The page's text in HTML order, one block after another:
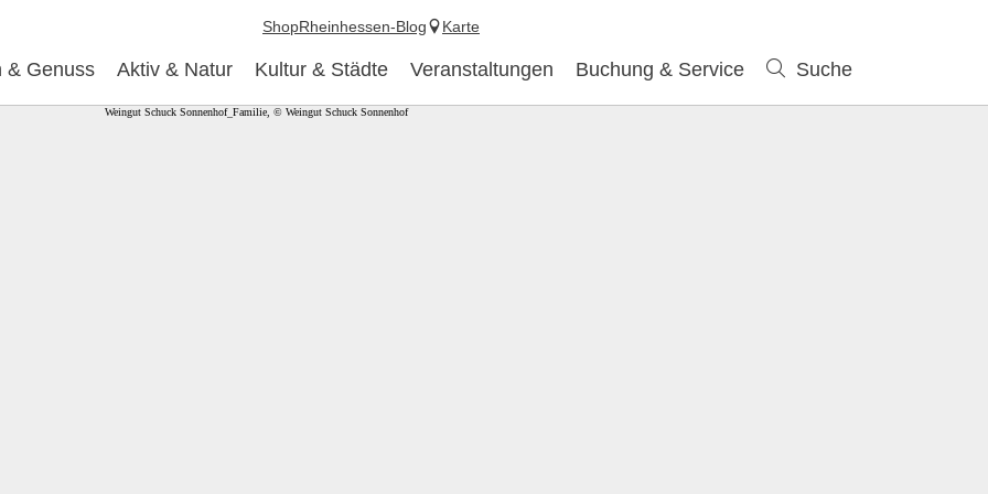
& Genuss Aktiv & Natur Kultur & Städte Veranstaltungen Buchung & Service Suche
ShopRheinhessen-Blog Karte